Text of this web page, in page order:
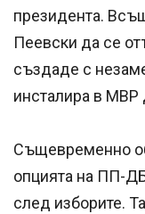
президента.
Пеевски да се
създаде с
инсталира в МВР
Същевременно
опцията на ПП-
след изборите.